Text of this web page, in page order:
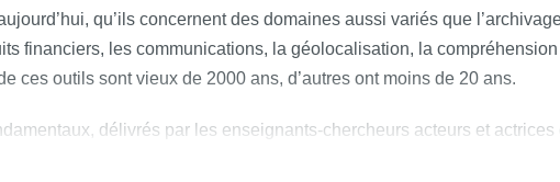
qu’ils concernent des domaines aussi variés que
financiers, les communications, la géolocalisation, la
ces outils sont vieux de 2000 ans, d’autres ont moins de 20 ans.
délivrés par les enseignants-chercheurs acteurs et